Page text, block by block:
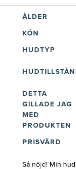
ÅLDER
KÖN
HUDTYP
DETTA
GILLADE JAG
MED
PRODUKTEN
PRISVÄRD
Så nöjd! Min